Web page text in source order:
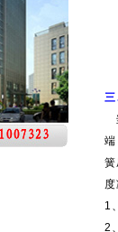
1
2